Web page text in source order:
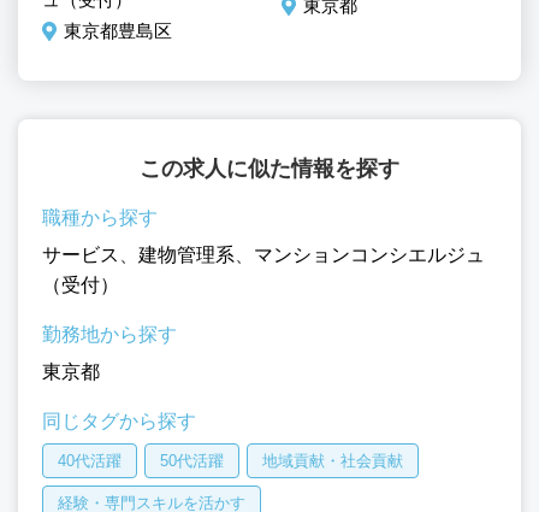
東京都豊島区
東京都
この求人に似た情報を探す
職種から探す
サービス
建物管理系
マンションコンシエルジュ
（受付）
勤務地から探す
東京都
同じタグから探す
40代活躍 50代活躍 地域貢献・社会貢献
経験・専門スキルを活かす